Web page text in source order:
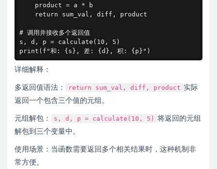
    product = a * b
    return sum_val, diff, product
# 调用并接收多个返回值
s, d, p = calculate(10, 5)
print(f"和: {s}, 差: {d}, 积: {p}")
详细解释：
多返回值语法： return sum_val, diff, product 实际
返回一个包含三个值的元组。
元组解包： s, d, p = calculate(10, 5) 将返回的元组
解包到三个变量中。
使用场景：当函数需要返回多个相关结果时，这种机制非
常方便。